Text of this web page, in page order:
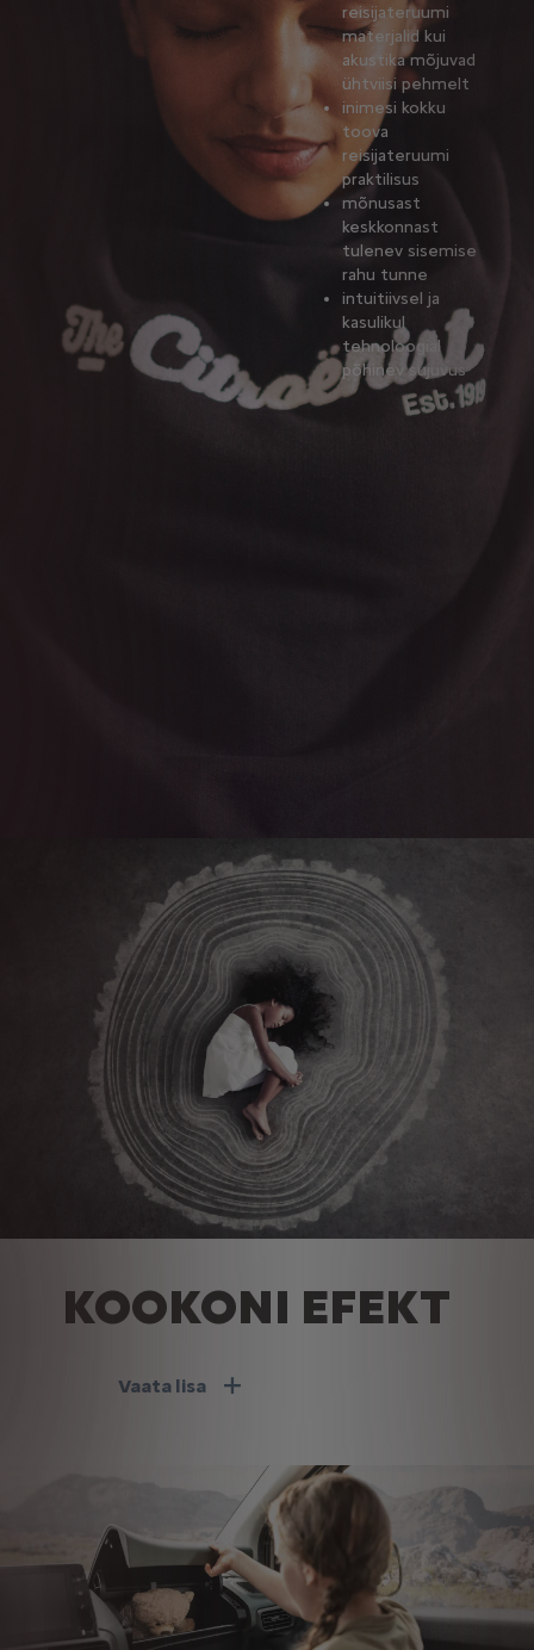
reisijateruumi
materjalid kui
akustika mõjuvad
ühtviisi pehmelt
inimesi kokku
toova
reisijateruumi
praktilisus
mõnusast
keskkonnast
tulenev sisemise
rahu tunne
intuitiivsel ja
kasulikul
tehnoloogial
põhinev sujuvus
KOOKONI EFEKT
Vaata lisa